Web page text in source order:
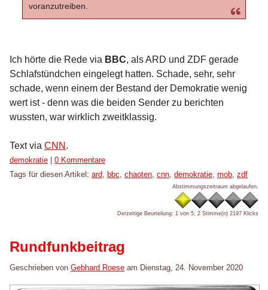
voranzutreiben.
Ich hörte die Rede via BBC, als ARD und ZDF gerade
Schlafstündchen eingelegt hatten. Schade, sehr, sehr
schade, wenn einem der Bestand der Demokratie wenig
wert ist - denn was die beiden Sender zu berichten
wussten, war wirklich zweitklassig.
Text via CNN .
Kategorien:
demokratie
0 Kommentare
Tags für diesen Artikel: ard bbc chaoten cnn demokratie mob zdf
Abstimmungszeitraum abgelaufen.
Derzeitige Beurteilung: 1 von 5, 2 Stimme(n) 2197 Klicks
Rundfunkbeitrag
Geschrieben von Gebhard Roese am Dienstag, 24. November 2020